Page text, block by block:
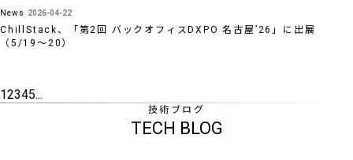
News 2026-04-22
ChillStack、「第2回 バックオフィスDXPO 名古屋’26」に出展
（5/19〜20）
12345...
技術ブログ
TECH BLOG